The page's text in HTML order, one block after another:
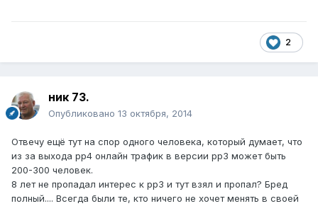
2
ник 73.
Опубликовано 13 октября, 2014
Отвечу ещё тут на спор одного человека, который думает, что
из за выхода рр4 онлайн трафик в версии рр3 может быть
200-300 человек.
8 лет не пропадал интерес к рр3 и тут взял и пропал? Бред
полный.... Всегда были те, кто ничего не хочет менять в своей